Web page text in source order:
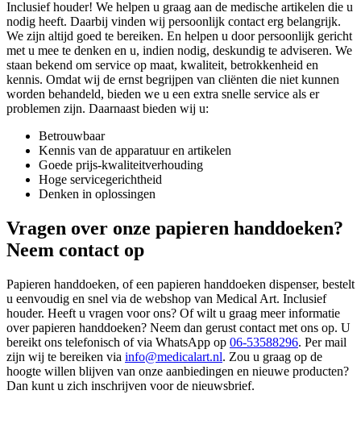
Inclusief houder! We helpen u graag aan de medische artikelen die u
nodig heeft. Daarbij vinden wij persoonlijk contact erg belangrijk.
We zijn altijd goed te bereiken. En helpen u door persoonlijk gericht
met u mee te denken en u, indien nodig, deskundig te adviseren. We
staan bekend om service op maat, kwaliteit, betrokkenheid en
kennis. Omdat wij de ernst begrijpen van cliënten die niet kunnen
worden behandeld, bieden we u een extra snelle service als er
problemen zijn. Daarnaast bieden wij u:
Betrouwbaar
Kennis van de apparatuur en artikelen
Goede prijs-kwaliteitverhouding
Hoge servicegerichtheid
Denken in oplossingen
Vragen over onze papieren handdoeken?
Neem contact op
Papieren handdoeken, of een papieren handdoeken dispenser, bestelt
u eenvoudig en snel via de webshop van Medical Art. Inclusief
houder. Heeft u vragen voor ons? Of wilt u graag meer informatie
over papieren handdoeken? Neem dan gerust contact met ons op. U
bereikt ons telefonisch of via WhatsApp op 06-53588296. Per mail
zijn wij te bereiken via info@medicalart.nl. Zou u graag op de
hoogte willen blijven van onze aanbiedingen en nieuwe producten?
Dan kunt u zich inschrijven voor de nieuwsbrief.